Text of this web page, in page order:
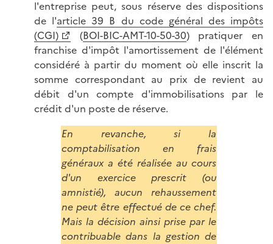
l'entreprise peut, sous réserve des dispositions
de l'article 39 B du code général des impôts
(CGI)
(BOI-BIC-AMT-10-50-30) pratiquer en
franchise d'impôt l'amortissement de l'élément
considéré à partir du moment où elle inscrit la
somme correspondant au prix de revient au
débit d'un compte d'immobilisations par le
crédit d'un poste de réserve.
En revanche, si la
comptabilisation en frais
généraux a été réalisée au cours
d'un exercice prescrit (ou
amnistié), aucun rehaussement
ne peut être effectué de ce chef.
Mais la décision ainsi prise par le
contribuable dans la gestion de